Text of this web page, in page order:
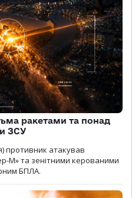
ракетами та понад
ЗСУ
противник атакував
М» та зенітними керованими
БПЛА.